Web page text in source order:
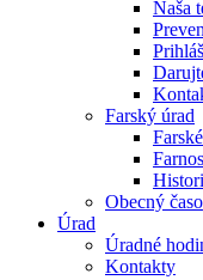
Naša
Farský úrad
Obecný
Úrad
Úradné
Kontakty